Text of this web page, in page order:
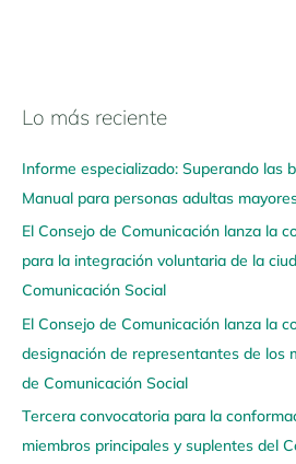
Lo más reciente
Informe especializado: Superando las
Manual para personas adultas
El Consejo de Comunicación lanza la
para la integración voluntaria de la
Comunicación Social
El Consejo de Comunicación lanza la
designación de representantes de los
de Comunicación Social
Tercera convocatoria para la
miembros principales y suplentes del
N
v
e
g
a
a
q
u
í